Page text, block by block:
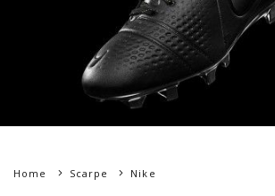
Home Scarpe Nike